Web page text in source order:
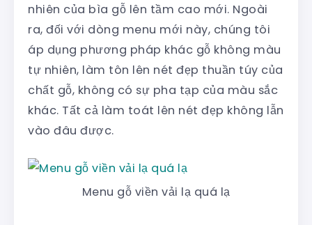
nhiên của bìa gỗ lên tầm cao mới. Ngoài
ra, đối với dòng menu mới này, chúng tôi
áp dụng phương pháp khác gỗ không màu
tự nhiên, làm tôn lên nét đẹp thuần túy của
chất gỗ, không có sự pha tạp của màu sắc
khác. Tất cả làm toát lên nét đẹp không lẫn
vào đâu được.
Menu gỗ viền vải lạ quá lạ